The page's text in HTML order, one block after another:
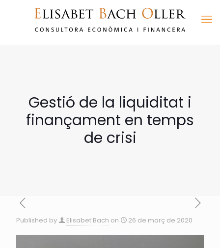
Gestió de la liquiditat i
finançament en temps
de crisi
Published by Elisabet Bach on 26 de març de 2020